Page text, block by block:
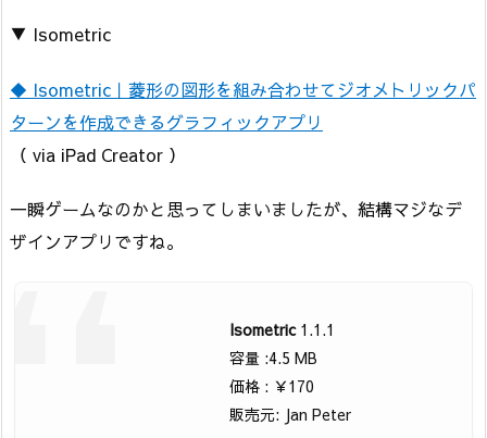
▼ Isometric
◆ Isometric｜菱形の図形を組み合わせてジオメトリックパ
ターンを作成できるグラフィックアプリ
（ via iPad Creator ）
一瞬ゲームなのかと思ってしまいましたが、結構マジなデ
ザインアプリですね。
Isometric1.1.1
容量 :4.5 MB
価格 : ￥170
販売元: Jan Peter